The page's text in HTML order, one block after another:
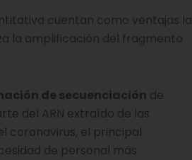
cuentan como ventajas la
la amplificación del fragmento
de secuenciación de
del ARN extraído de las
coronavirus, el principal
de personal más